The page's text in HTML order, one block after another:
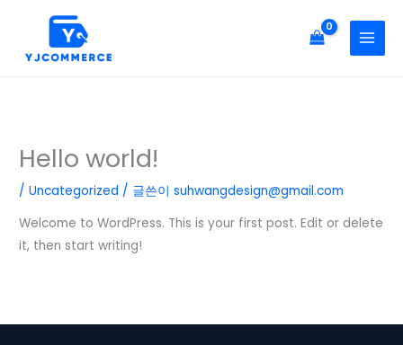
Hello world!
/Uncategorized / 글쓴이suhwangdesign@gmail.com
Welcome to WordPress. This is your first post. Edit or delete
it, then start writing!